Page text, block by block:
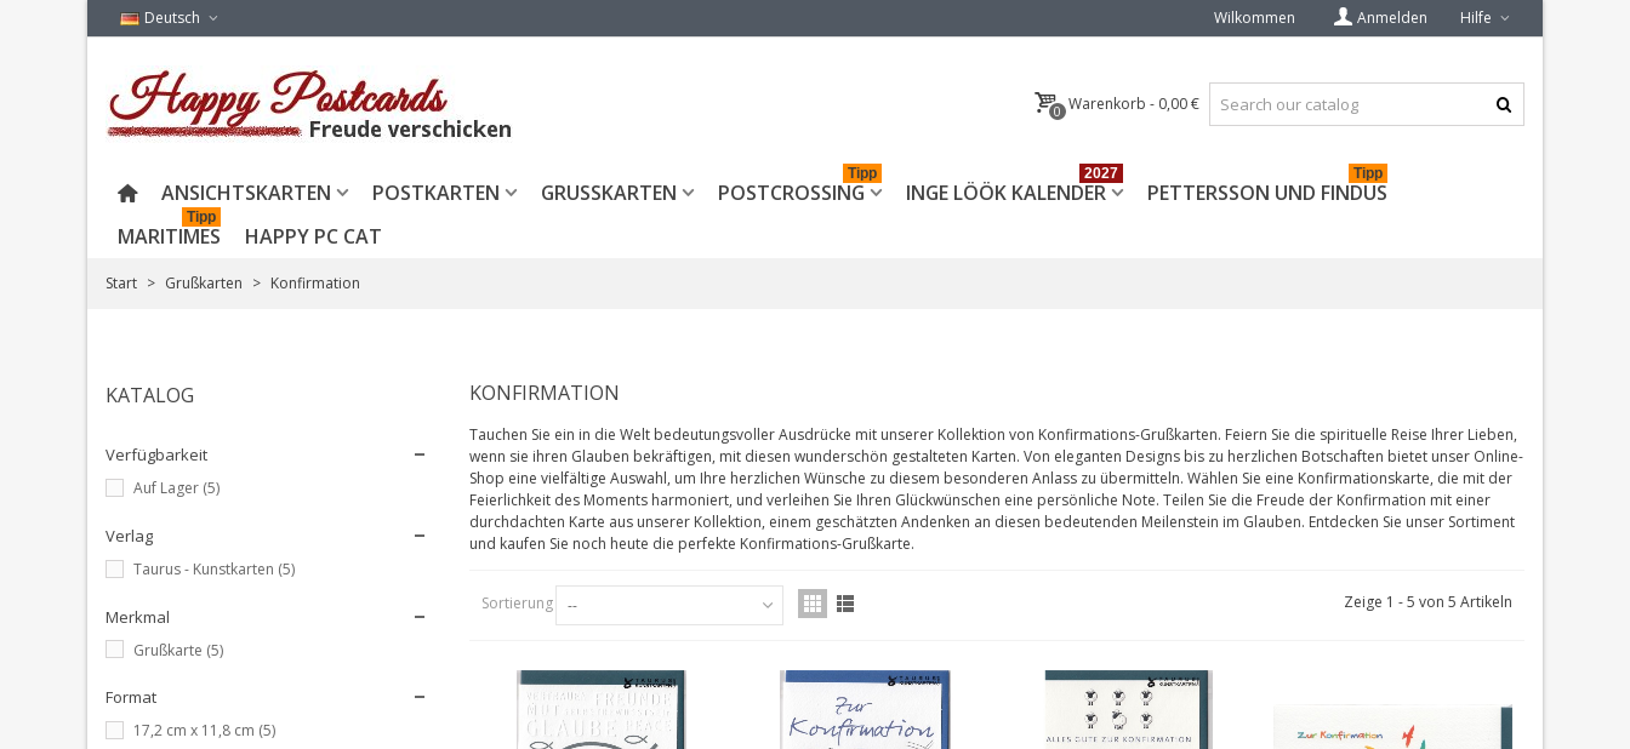
Deutsch Wilkommen Anmelden Hilfe
0 Warenkorb - 0,00 €
ANSICHTSKARTEN POSTKARTEN GRUSSKARTEN POSTCROSSING
Tipp
INGE LÖÖK KALENDER
2027
PETTERSSON UND FINDUS
Tipp
MARITIMES
Tipp
HAPPY PC CAT
Start > Grußkarten > Konfirmation
KATALOG
Verfügbarkeit
Auf Lager (5)
Verlag
Taurus - Kunstkarten (5)
Merkmal
Grußkarte (5)
Format
17,2 cm x 11,8 cm (5)
KONFIRMATION
Tauchen Sie ein in die Welt bedeutungsvoller Ausdrücke mit unserer Kollektion von Konfirmations-Grußkarten. Feiern Sie die spirituelle Reise Ihrer Lieben,
wenn sie ihren Glauben bekräftigen, mit diesen wunderschön gestalteten Karten. Von eleganten Designs bis zu herzlichen Botschaften bietet unser Online-
Shop eine vielfältige Auswahl, um Ihre herzlichen Wünsche zu diesem besonderen Anlass zu übermitteln. Wählen Sie eine Konfirmationskarte, die mit der
Feierlichkeit des Moments harmoniert, und verleihen Sie Ihren Glückwünschen eine persönliche Note. Teilen Sie die Freude der Konfirmation mit einer
durchdachten Karte aus unserer Kollektion, einem geschätzten Andenken an diesen bedeutenden Meilenstein im Glauben. Entdecken Sie unser Sortiment
und kaufen Sie noch heute die perfekte Konfirmations-Grußkarte.
Sortierung -- Zeige 1 - 5 von 5 Artikeln